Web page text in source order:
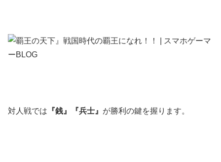
対人戦では 『銭』『兵士』 が勝利の鍵を握ります。